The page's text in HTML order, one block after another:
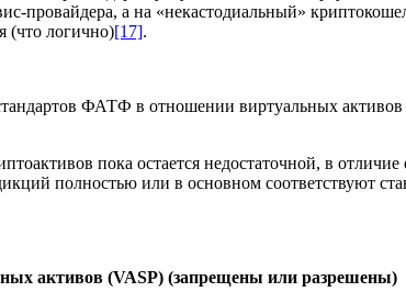
провайдера, а на «некастодиальный»
(что логично)[17].
ФАТФ в отношении виртуальных активов
пока остается недостаточной, в отличие
полностью или в основном соответствуют
активов (VASP) (запрещены или разрешены)